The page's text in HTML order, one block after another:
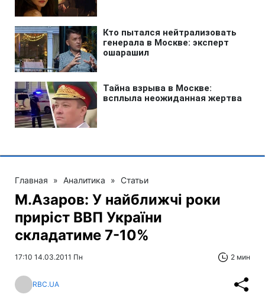
Главная » Аналитика » Статьи
М.Азаров: У найближчі роки
приріст ВВП України
складатиме 7-10%
17:10 14.03.2011 Пн 2 мин
RBC.UA